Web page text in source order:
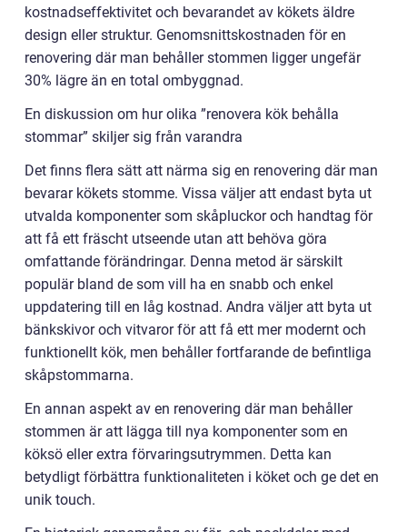
kostnadseffektivitet och bevarandet av kökets äldre
design eller struktur. Genomsnittskostnaden för en
renovering där man behåller stommen ligger ungefär
30% lägre än en total ombyggnad.
En diskussion om hur olika ”renovera kök behålla
stommar” skiljer sig från varandra
Det finns flera sätt att närma sig en renovering där man
bevarar kökets stomme. Vissa väljer att endast byta ut
utvalda komponenter som skåpluckor och handtag för
att få ett fräscht utseende utan att behöva göra
omfattande förändringar. Denna metod är särskilt
populär bland de som vill ha en snabb och enkel
uppdatering till en låg kostnad. Andra väljer att byta ut
bänkskivor och vitvaror för att få ett mer modernt och
funktionellt kök, men behåller fortfarande de befintliga
skåpstommarna.
En annan aspekt av en renovering där man behåller
stommen är att lägga till nya komponenter som en
köksö eller extra förvaringsutrymmen. Detta kan
betydligt förbättra funktionaliteten i köket och ge det en
unik touch.